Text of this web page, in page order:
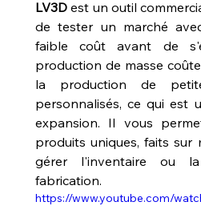
LV3D est un outil
de tester un marché
faible coût avant de
production de masse
la production de
personnalisés, ce qui est
expansion. Il vous
produits uniques, faits sur
gérer l'inventaire ou
fabrication.
https://www.youtube.com/